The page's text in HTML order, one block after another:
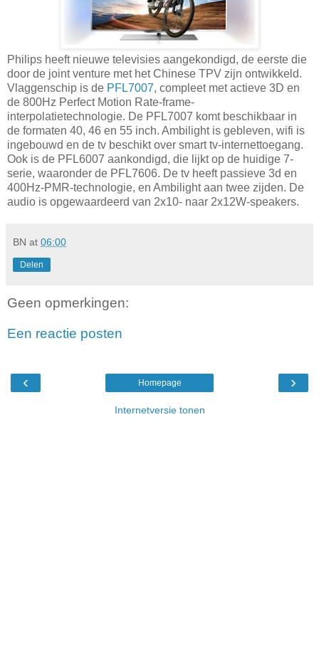
Philips heeft nieuwe televisies aangekondigd, de eerste die
door de joint venture met het Chinese TPV zijn ontwikkeld.
Vlaggenschip is de PFL7007, compleet met actieve 3D en
de 800Hz Perfect Motion Rate-frame-
interpolatietechnologie. De PFL7007 komt beschikbaar in
de formaten 40, 46 en 55 inch. Ambilight is gebleven, wifi is
ingebouwd en de tv beschikt over smart tv-internettoegang.
Ook is de PFL6007 aankondigd, die lijkt op de huidige 7-
serie, waaronder de PFL7606. De tv heeft passieve 3d en
400Hz-PMR-technologie, en Ambilight aan twee zijden. De
audio is opgewaardeerd van 2x10- naar 2x12W-speakers.
BN at 06:00
Delen
Geen opmerkingen:
Een reactie posten
‹ ›
Homepage
Internetversie tonen